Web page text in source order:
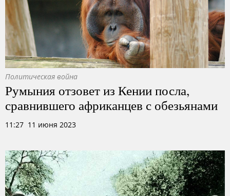
Политическая война
Румыния отзовет из Кении посла,
сравнившего африканцев с обезьянами
11:27 11 июня 2023